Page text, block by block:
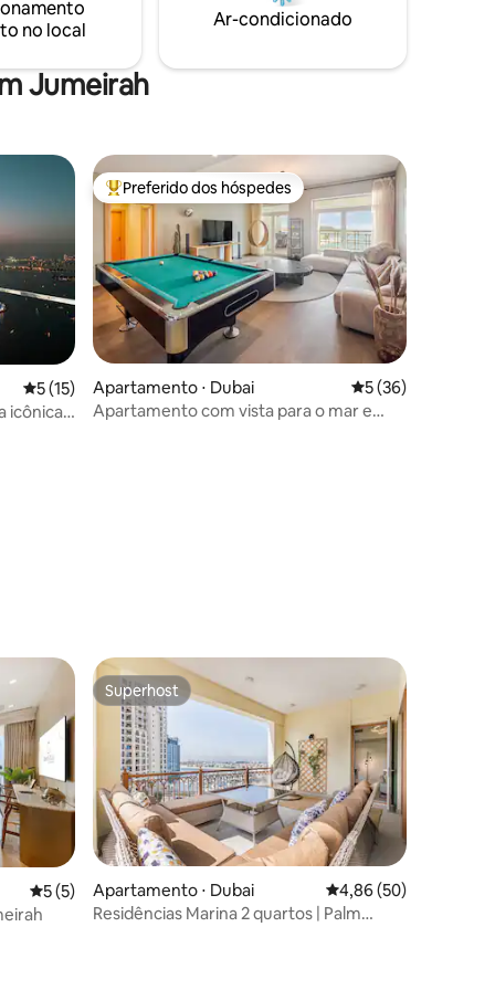
do
tratamentos são oferecidos. Há um
Clube Infantil onde a diversão começa.
no local
Ar-condicionado
Jumeirah
5 de uma avaliação média de 5, 15 avaliações
5 (15)
icônica -
Entre os melhores preferidos dos hóspedes
Preferido dos hóspedes
Apartamento ⋅ Dubai 5 de uma
5 (36)
Apartamento com vista para o mar e
5 de uma avaliação média de 5, 5 avaliações
5 (5)
Superhost
Superhost
Apartamento ⋅ Dubai 4,86 de uma
4,86 (50)
Residências Marina 2 quartos | Palm